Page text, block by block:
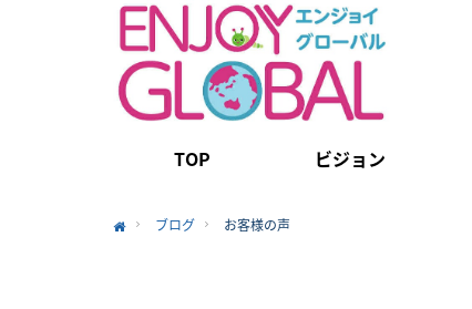
TOP ビジョン
ブログ お客様の声